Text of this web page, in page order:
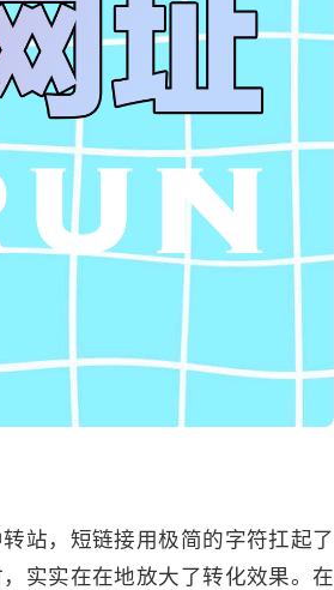
站，短链接用极简的字符扛起了
实实在在地放大了转化效果。在